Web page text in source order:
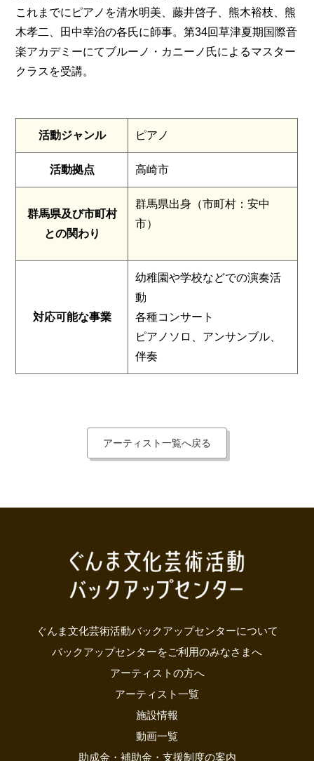
これまでにピアノを清水明美、藤井啓子、熊木裕枝、熊
木孝二、田中幸治の各氏に師事。第34回草津夏期国際音
楽アカデミーにてブルーノ・カニーノ氏によるマスター
クラスを受講。
活動ジャンル ピアノ
活動拠点 高崎市
群馬県及び市町村
との関わり
群馬県出身（市町村：安中
市）
対応可能な事業
幼稚園や学校などでの演奏活
動
各種コンサート
ピアノソロ、アンサンブル、
伴奏
アーティスト一覧へ戻る
ぐんま文化芸術活動バックアップセンターについて
バックアップセンターをご利用のみなさまへ
アーティストの方へ
アーティスト一覧
施設情報
動画一覧
助成金・補助金・支援制度の案内